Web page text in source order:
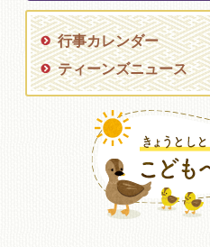
行事カレンダー
ティーンズニュース